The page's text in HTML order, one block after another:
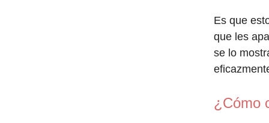
Es que
que les
se lo
¿Cómo